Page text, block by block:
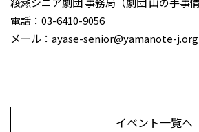
電話：03-6410-9056
メール：ayase-senior@yamanote-j.org
イベント一覧へ